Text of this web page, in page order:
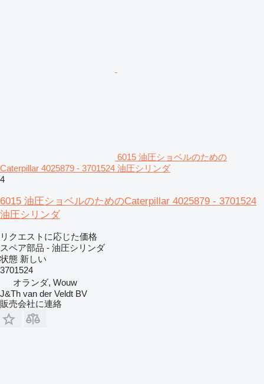
6015 油圧ショベルのための
Caterpillar 4025879 - 3701524 油圧シリンダ
4
6015 油圧ショベルのためのCaterpillar 4025879 - 3701524
油圧シリンダ
リクエストに応じた価格
スペア部品 - 油圧シリンダ
状態 新しい
3701524
オランダ, Wouw
J&Th van der Veldt BV
販売会社に連絡